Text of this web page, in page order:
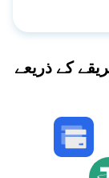
کے ذریعے